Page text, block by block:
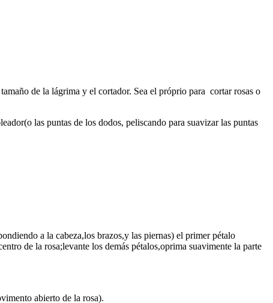
de la lágrima y el cortador. Sea el próprio para cortar rosas o
las puntas de los dodos, peliscando para suavizar las puntas
a la cabeza,los brazos,y las piernas) el primer pétalo
de la rosa;levante los demás pétalos,oprima suavimente la parte
abierto de la rosa).